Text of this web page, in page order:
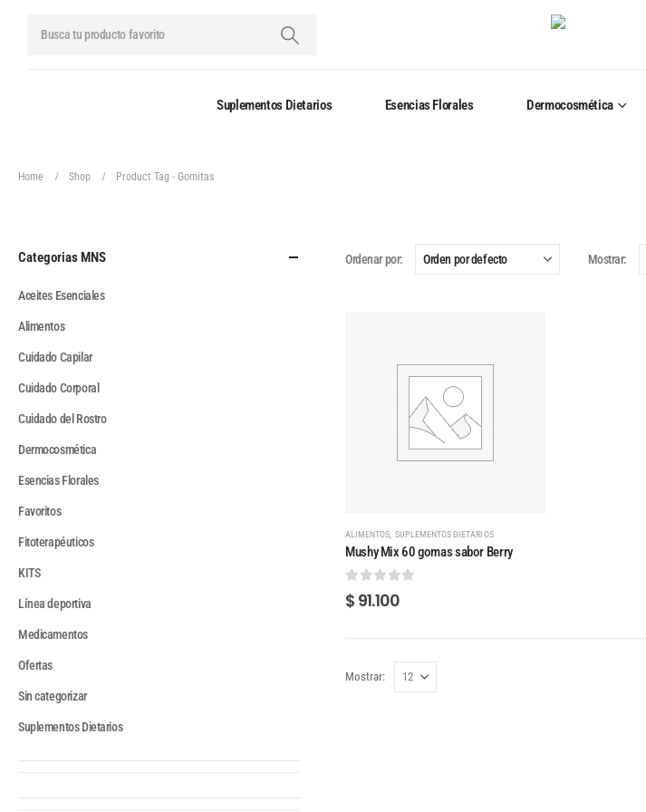
Suplementos Dietarios Esencias Florales Dermocosmética
Home Shop Product Tag - Gomitas
Ordenar por: Mostrar:
ALIMENTOS, SUPLEMENTOS DIETARIOS
Mushy Mix 60 gomas sabor Berry
0 out of 5
$ 91.100
Mostrar:
Categorias MNS
Aceites Esenciales
Alimentos
Cuidado Capilar
Cuidado Corporal
Cuidado del Rostro
Dermocosmética
Esencias Florales
Favoritos
Fitoterapéuticos
KITS
Línea deportiva
Medicamentos
Ofertas
Sin categorizar
Suplementos Dietarios